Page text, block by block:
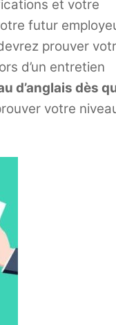
et votre
futur
prouver
d’un entretien
d’anglais dès
votre